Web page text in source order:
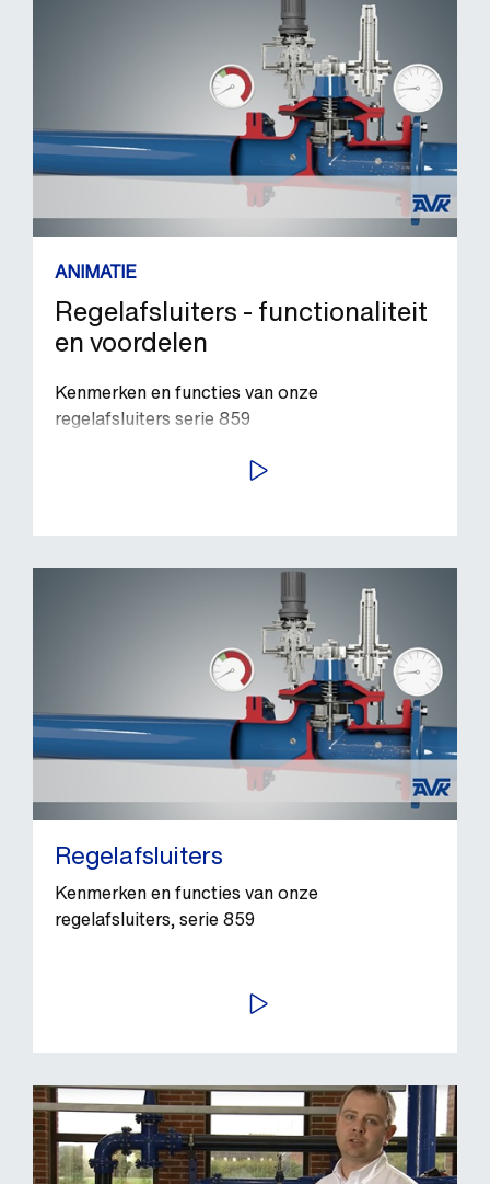
ANIMATIE
Regelafsluiters - functionaliteit
en voordelen
Kenmerken en functies van onze
regelafsluiters serie 859
BEKIJK VIDEO
Regelafsluiters
Kenmerken en functies van onze
regelafsluiters, serie 859
BEKIJK VIDEO